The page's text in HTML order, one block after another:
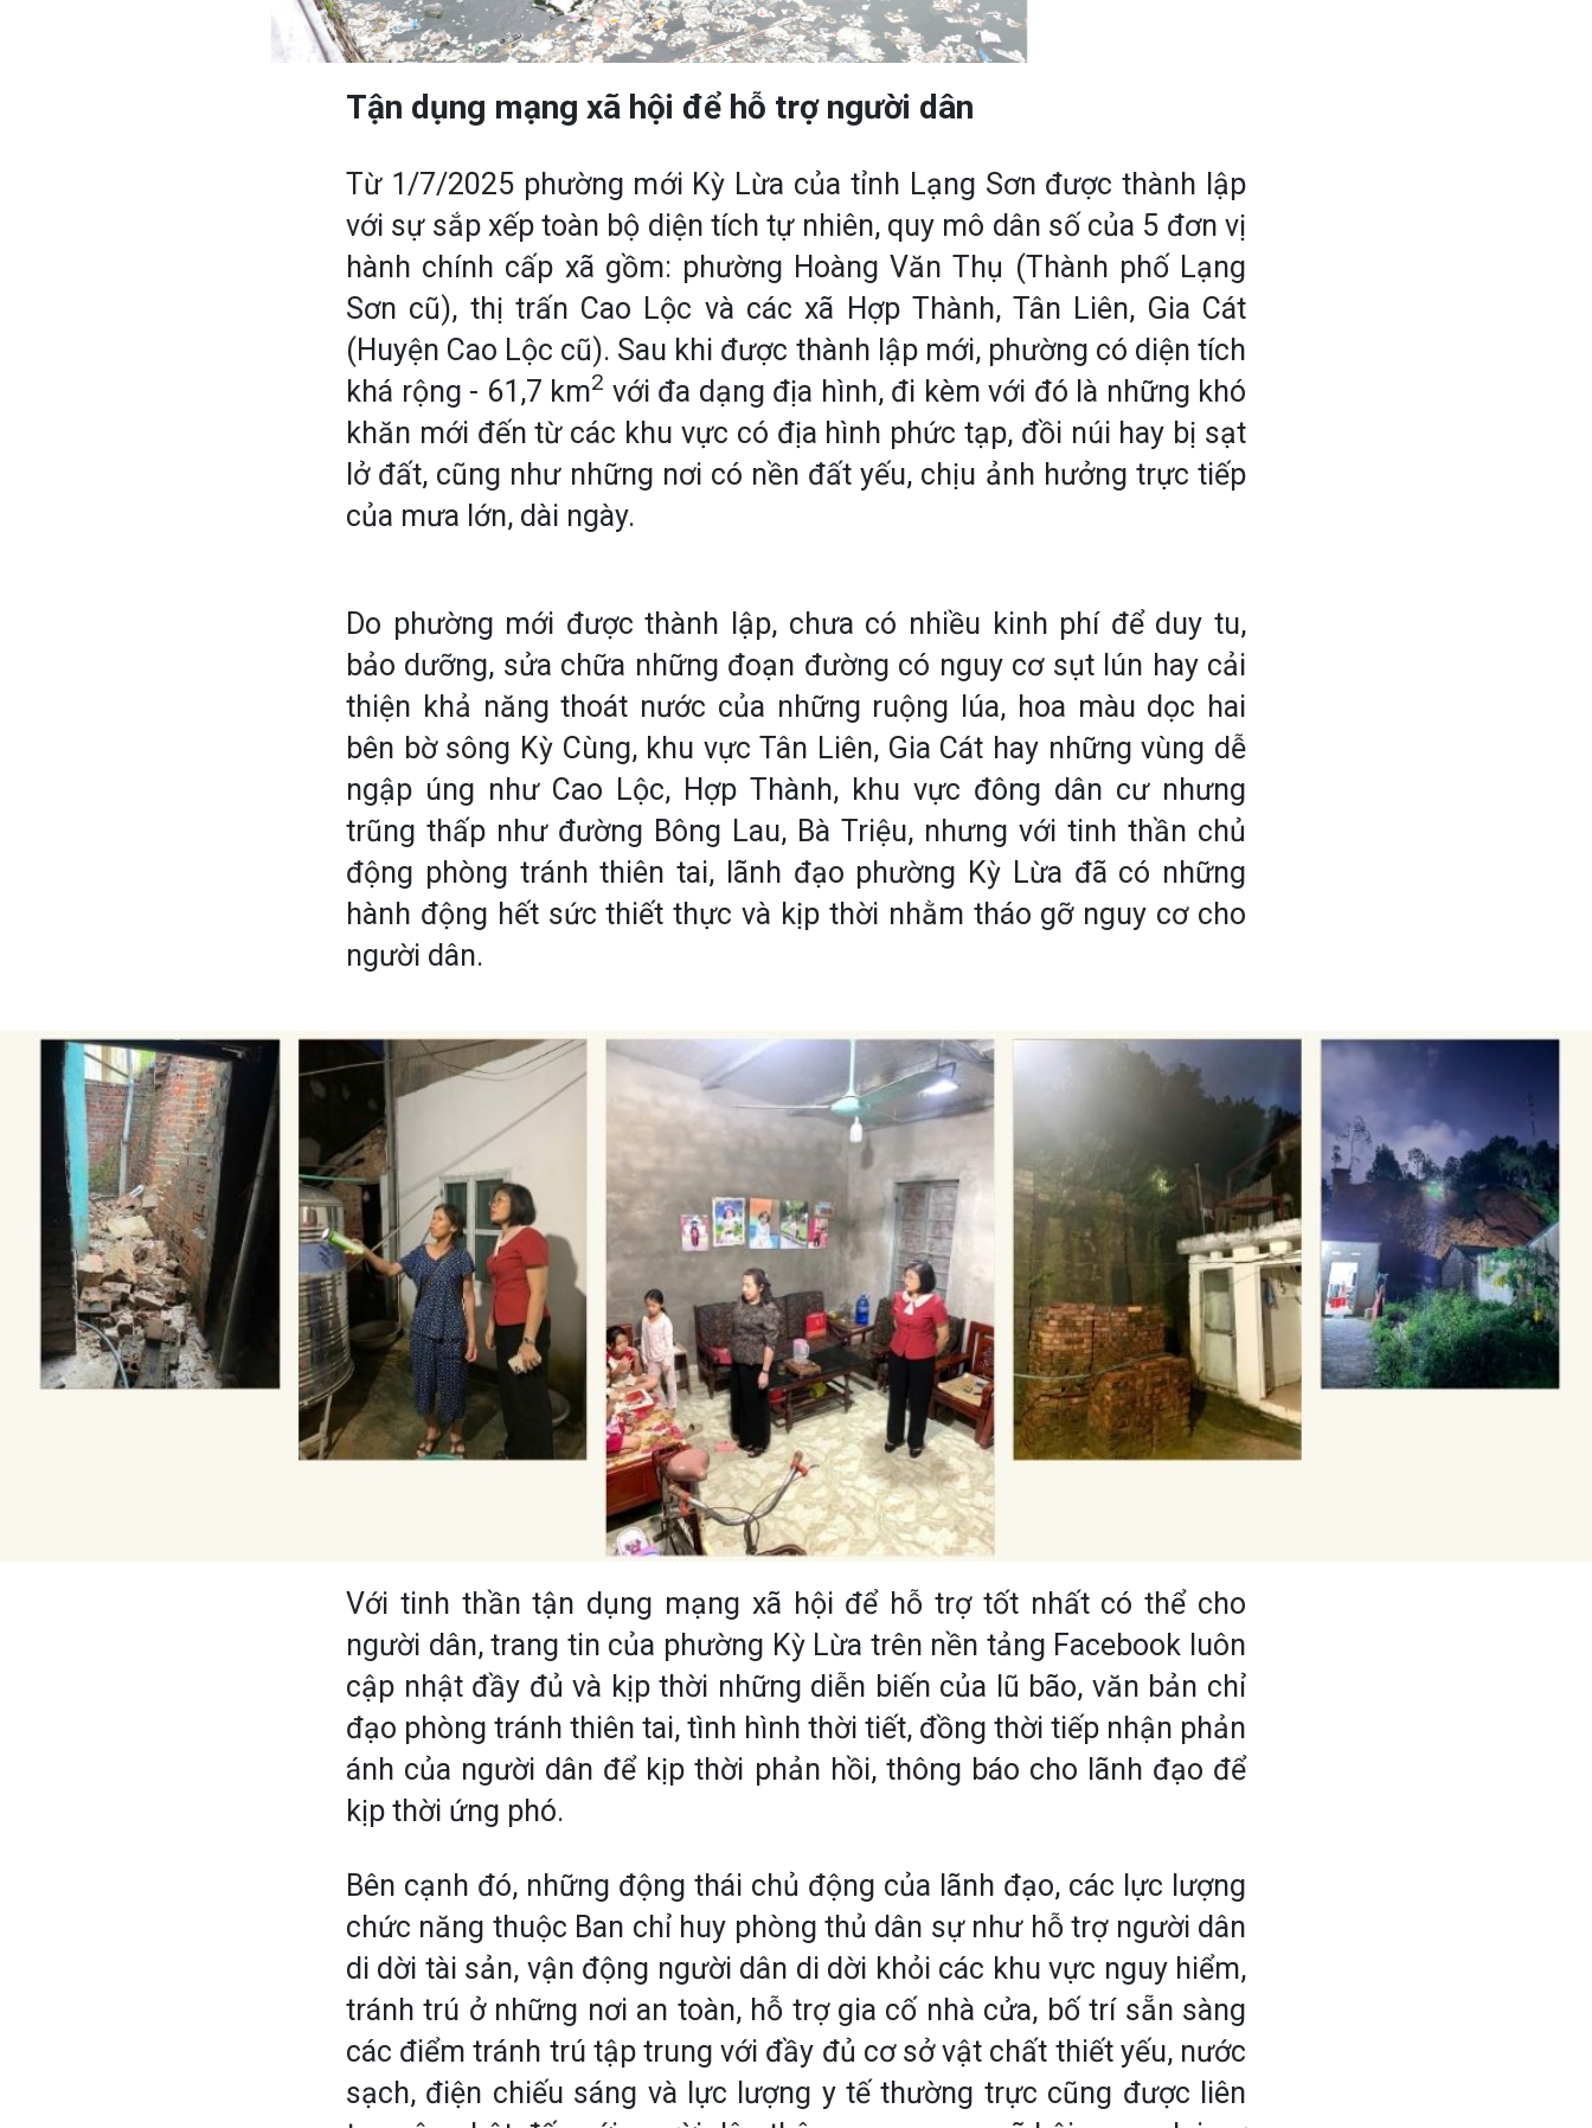
Tận dụng mạng xã hội để hỗ trợ người dân
Từ 1/7/2025 phường mới Kỳ Lừa của tỉnh Lạng Sơn được thành lập
với sự sắp xếp toàn bộ diện tích tự nhiên, quy mô dân số của 5 đơn vị
hành chính cấp xã gồm: phường Hoàng Văn Thụ (Thành phố Lạng
Sơn cũ), thị trấn Cao Lộc và các xã Hợp Thành, Tân Liên, Gia Cát
(Huyện Cao Lộc cũ). Sau khi được thành lập mới, phường có diện tích
khá rộng - 61,7 km2 với đa dạng địa hình, đi kèm với đó là những khó
khăn mới đến từ các khu vực có địa hình phức tạp, đồi núi hay bị sạt
lở đất, cũng như những nơi có nền đất yếu, chịu ảnh hưởng trực tiếp
của mưa lớn, dài ngày.
Do phường mới được thành lập, chưa có nhiều kinh phí để duy tu,
bảo dưỡng, sửa chữa những đoạn đường có nguy cơ sụt lún hay cải
thiện khả năng thoát nước của những ruộng lúa, hoa màu dọc hai
bên bờ sông Kỳ Cùng, khu vực Tân Liên, Gia Cát hay những vùng dễ
ngập úng như Cao Lộc, Hợp Thành, khu vực đông dân cư nhưng
trũng thấp như đường Bông Lau, Bà Triệu, nhưng với tinh thần chủ
động phòng tránh thiên tai, lãnh đạo phường Kỳ Lừa đã có những
hành động hết sức thiết thực và kịp thời nhằm tháo gỡ nguy cơ cho
người dân.
Với tinh thần tận dụng mạng xã hội để hỗ trợ tốt nhất có thể cho
người dân, trang tin của phường Kỳ Lừa trên nền tảng Facebook luôn
cập nhật đầy đủ và kịp thời những diễn biến của lũ bão, văn bản chỉ
đạo phòng tránh thiên tai, tình hình thời tiết, đồng thời tiếp nhận phản
ánh của người dân để kịp thời phản hồi, thông báo cho lãnh đạo để
kịp thời ứng phó.
Bên cạnh đó, những động thái chủ động của lãnh đạo, các lực lượng
chức năng thuộc Ban chỉ huy phòng thủ dân sự như hỗ trợ người dân
di dời tài sản, vận động người dân di dời khỏi các khu vực nguy hiểm,
tránh trú ở những nơi an toàn, hỗ trợ gia cố nhà cửa, bố trí sẵn sàng
các điểm tránh trú tập trung với đầy đủ cơ sở vật chất thiết yếu, nước
sạch, điện chiếu sáng và lực lượng y tế thường trực cũng được liên